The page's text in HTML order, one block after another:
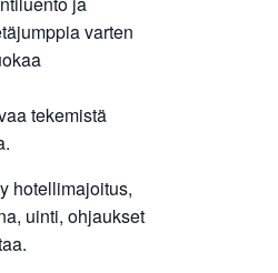
varten
tekemistä
hotellimajoitus,
uinti, ohjaukset